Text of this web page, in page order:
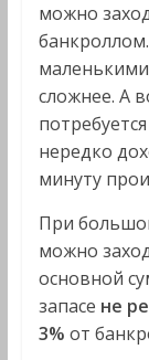
можно
сложнее. А
нередко
минуту
При
можно
основной
запасе не
3% от